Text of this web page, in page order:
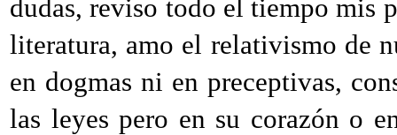
dudas, reviso todo el tiempo mis
literatura, amo el relativismo de
en dogmas ni en preceptivas,
las leyes pero en su corazón o